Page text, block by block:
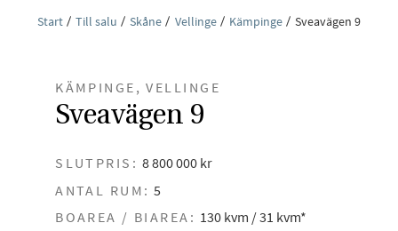
Start Till salu Skåne Vellinge Kämpinge Sveavägen 9
KÄMPINGE, VELLINGE
Sveavägen 9
SLUTPRIS: 8 800 000 kr
ANTAL RUM: 5
BOAREA / BIAREA: 130 kvm / 31 kvm*